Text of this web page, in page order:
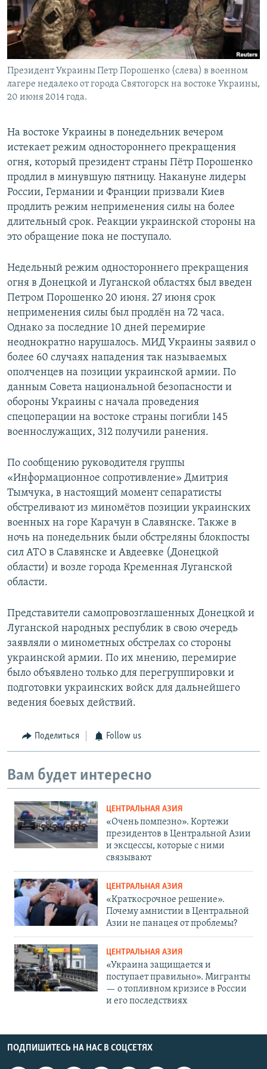
Президент Украины Петр Порошенко (слева) в военном
лагере недалеко от города Святогорск на востоке Украины,
20 июня 2014 года.
На востоке Украины в понедельник вечером
истекает режим одностороннего прекращения
огня, который президент страны Пётр Порошенко
продлил в минувшую пятницу. Накануне лидеры
России, Германии и Франции призвали Киев
продлить режим неприменения силы на более
длительный срок. Реакции украинской стороны на
это обращение пока не поступало.
Недельный режим одностороннего прекращения
огня в Донецкой и Луганской областях был введен
Петром Порошенко 20 июня. 27 июня срок
неприменения силы был продлён на 72 часа.
Однако за последние 10 дней перемирие
неоднократно нарушалось. МИД Украины заявил о
более 60 случаях нападения так называемых
ополченцев на позиции украинской армии. По
данным Совета национальной безопасности и
обороны Украины с начала проведения
спецоперации на востоке страны погибли 145
военнослужащих, 312 получили ранения.
По сообщению руководителя группы
«Информационное сопротивление» Дмитрия
Тымчука, в настоящий момент сепаратисты
обстреливают из миномётов позиции украинских
военных на горе Карачун в Славянске. Также в
ночь на понедельник были обстреляны блокпосты
сил АТО в Славянске и Авдеевке (Донецкой
области) и возле города Кременная Луганской
области.
Представители самопровозглашенных Донецкой и
Луганской народных республик в свою очередь
заявляли о минометных обстрелах со стороны
украинской армии. По их мнению, перемирие
было объявлено только для перегруппировки и
подготовки украинских войск для дальнейшего
ведения боевых действий.
Поделиться Follow us
Вам будет интересно
ЦЕНТРАЛЬНАЯ АЗИЯ
«Очень помпезно». Кортежи
президентов в Центральной Азии
и эксцессы, которые с ними
связывают
ЦЕНТРАЛЬНАЯ АЗИЯ
«Краткосрочное решение».
Почему амнистии в Центральной
Азии не панацея от проблемы?
ЦЕНТРАЛЬНАЯ АЗИЯ
«Украина защищается и
поступает правильно». Мигранты
— о топливном кризисе в России
и его последствиях
ПОДПИШИТЕСЬ НА НАС В СОЦСЕТЯХ